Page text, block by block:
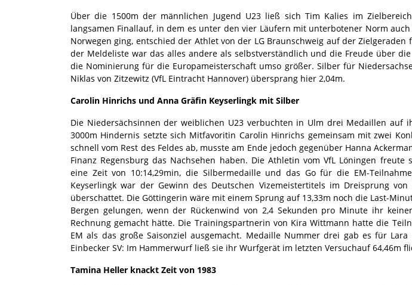
Über die 1500m der männlichen Jugend U23 ließ sich Tim Kalies im
langsamen Finallauf, in dem es unter den vier Läufern mit unterbotener Norm
Norwegen ging, entschied der Athlet von der LG Braunschweig auf der Zielgeraden
der Meldeliste war das alles andere als selbstverständlich und die Freude über
die Nominierung für die Europameisterschaft umso größer. Silber für
Niklas von Zitzewitz (VfL Eintracht Hannover) übersprang hier 2,04m.
Carolin Hinrichs und Anna Gräfin Keyserlingk mit Silber
Die Niedersächsinnen der weiblichen U23 verbuchten in Ulm drei Medaillen auf
3000m Hindernis setzte sich Mitfavoritin Carolin Hinrichs gemeinsam mit zwei
schnell vom Rest des Feldes ab, musste am Ende jedoch gegenüber Hanna
Finanz Regensburg das Nachsehen haben. Die Athletin vom VfL Löningen freute
eine Zeit von 10:14,29min, die Silbermedaille und das Go für die EM-
Keyserlingk war der Gewinn des Deutschen Vizemeistertitels im Dreisprung von
überschattet. Die Göttingerin wäre mit einem Sprung auf 13,33m noch die Last-
Bergen gelungen, wenn der Rückenwind von 2,4 Sekunden pro Minute ihr
Rechnung gemacht hätte. Die Trainingspartnerin von Kira Wittmann hatte die
EM als das große Saisonziel ausgemacht. Medaille Nummer drei gab es für Lara
Einbecker SV: Im Hammerwurf ließ sie ihr Wurfgerät im letzten Versuchauf 64,46m
Tamina Heller knackt Zeit von 1983